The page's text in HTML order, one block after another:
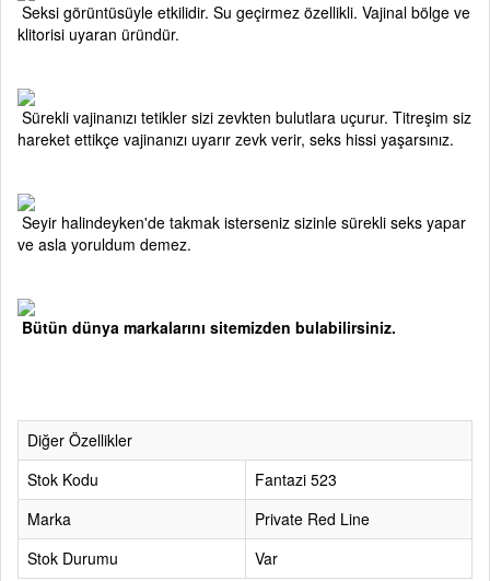
Seksi görüntüsüyle etkilidir. Su geçirmez özellikli. Vajinal bölge ve
klitorisi uyaran üründür.
Sürekli vajinanızı tetikler sizi zevkten bulutlara uçurur. Titreşim siz
hareket ettikçe vajinanızı uyarır zevk verir, seks hissi yaşarsınız.
Seyir halindeyken'de takmak isterseniz sizinle sürekli seks yapar
ve asla yoruldum demez.
Bütün dünya markalarını sitemizden bulabilirsiniz.
Diğer Özellikler
Stok Kodu
Fantazi 523
Marka
Private Red Line
Stok Durumu
Var